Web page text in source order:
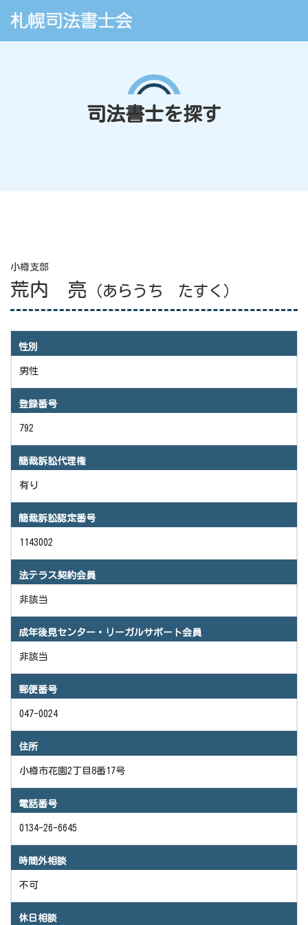
司法書士を探す
小樽支部
荒内 亮 （あらうち たすく）
性別
男性
登録番号
792
簡裁訴訟代理権
有り
簡裁訴訟認定番号
1143002
法テラス契約会員
非該当
成年後見センター・リーガルサポート会員
非該当
郵便番号
047-0024
住所
小樽市花園2丁目8番17号
電話番号
0134-26-6645
時間外相談
不可
休日相談